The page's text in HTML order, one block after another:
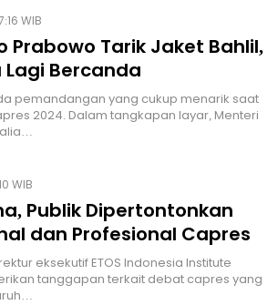
WIB
Prabowo Tarik Jaket Bahlil,
Bercanda
pemandangan yang cukup menarik saat
2024. Dalam tangkapan layar, Menteri
WIB
Publik Dipertontonkan
dan Profesional Capres
eksekutif ETOS Indonesia Institute
tanggapan terkait debat capres yang